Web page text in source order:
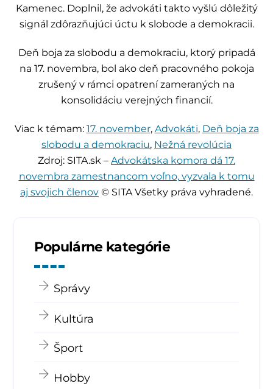
Kamenec. Doplnil, že advokáti takto vyšlú dôležitý
signál zdôrazňujúci úctu k slobode a demokracii.
Deň boja za slobodu a demokraciu, ktorý pripadá
na 17. novembra, bol ako deň pracovného pokoja
zrušený v rámci opatrení zameraných na
konsolidáciu verejných financií.
Viac k témam: 17. november, Advokáti, Deň boja za
slobodu a demokraciu, Nežná revolúcia
Zdroj: SITA.sk – Advokátska komora dá 17.
novembra zamestnancom voľno, vyzvala k tomu
aj svojich členov © SITA Všetky práva vyhradené.
Populárne kategórie
Správy
Kultúra
Šport
Hobby